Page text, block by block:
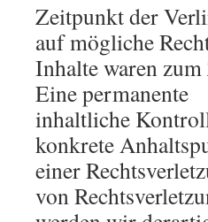
Zeitpunkt der
auf mögliche
Inhalte waren
Eine permanente
inhaltliche
konkrete
einer
von